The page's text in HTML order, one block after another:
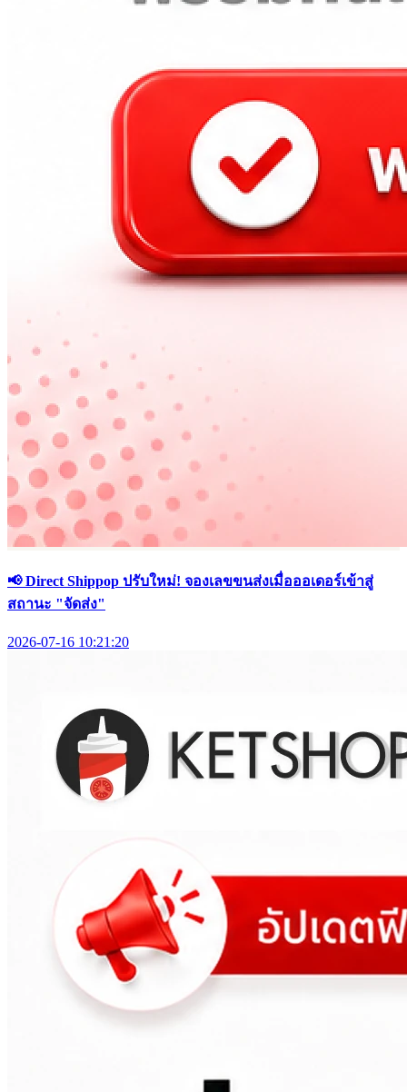
📢 Direct Shippop ปรับใหม่! จองเลขขนส่งเมื่อออเดอร์เข้าสู่
สถานะ "จัดส่ง"
2026-07-16 10:21:20